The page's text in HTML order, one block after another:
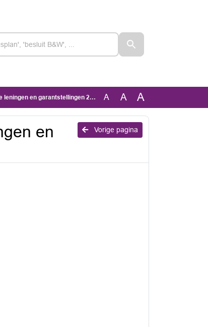
en garantstellingen 2024 A A A
Vorige pagina
en